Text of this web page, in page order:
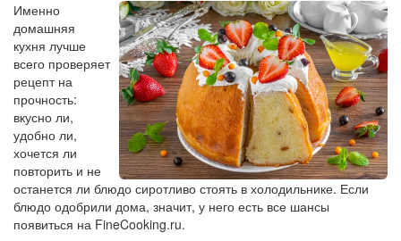
Именно
домашняя
кухня лучше
всего проверяет
рецепт на
прочность:
вкусно ли,
удобно ли,
хочется ли
повторить и не
останется ли блюдо сиротливо стоять в холодильнике. Если
блюдо одобрили дома, значит, у него есть все шансы
появиться на FineCooking.ru.